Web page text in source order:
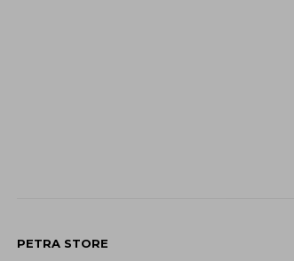
PETRA STORE